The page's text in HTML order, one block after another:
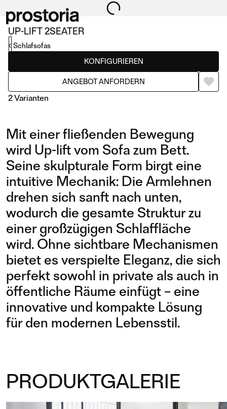
UP-LIFT 2SEATER
KONFIGURIEREN
ANGEBOT ANFORDERN
2 Varianten
2SEATER 1,5SEATER
Schlafsofas
Mit einer fließenden Bewegung
wird Up-lift vom Sofa zum Bett.
Seine skulpturale Form birgt eine
intuitive Mechanik: Die Armlehnen
drehen sich sanft nach unten,
wodurch die gesamte Struktur zu
einer großzügigen Schlaffläche
wird. Ohne sichtbare Mechanismen
bietet es verspielte Eleganz, die sich
perfekt sowohl in private als auch in
öffentliche Räume einfügt – eine
innovative und kompakte Lösung
für den modernen Lebensstil.
PRODUKTGALERIE